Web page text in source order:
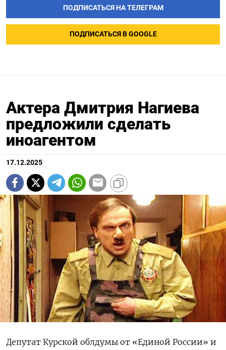
ПОДПИСАТЬСЯ НА ТЕЛЕГРАМ
ПОДПИСАТЬСЯ В GOOGLE
Актера Дмитрия Нагиева
предложили сделать
иноагентом
17.12.2025
Депутат Курской облдумы от «Единой России» и